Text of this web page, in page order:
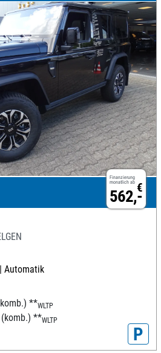
Finanzierung
monatlich ab €
562,-
Automatik
**WLTP
**WLTP
P